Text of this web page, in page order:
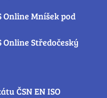
Online Mníšek pod
Online Středočeský
ČSN EN ISO